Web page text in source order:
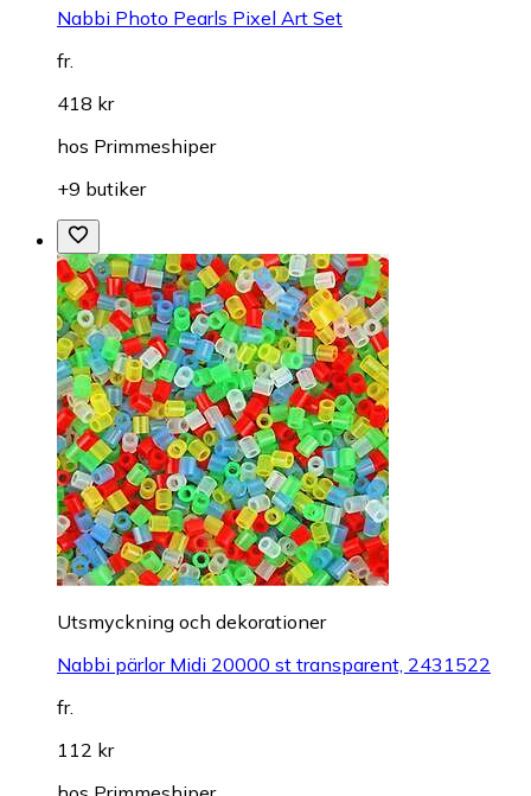
Nabbi Photo Pearls Pixel Art Set
fr.
418 kr
hos Primmeshiper
+9 butiker
Utsmyckning och dekorationer
Nabbi pärlor Midi 20000 st transparent, 2431522
fr.
112 kr